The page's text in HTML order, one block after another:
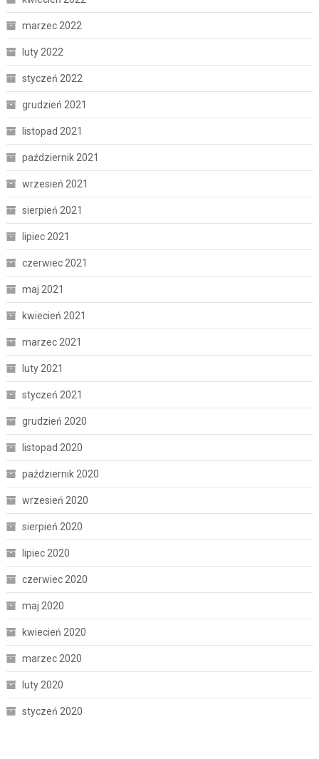
marzec 2022
luty 2022
styczeń 2022
grudzień 2021
listopad 2021
październik 2021
wrzesień 2021
sierpień 2021
lipiec 2021
czerwiec 2021
maj 2021
kwiecień 2021
marzec 2021
luty 2021
styczeń 2021
grudzień 2020
listopad 2020
październik 2020
wrzesień 2020
sierpień 2020
lipiec 2020
czerwiec 2020
maj 2020
kwiecień 2020
marzec 2020
luty 2020
styczeń 2020